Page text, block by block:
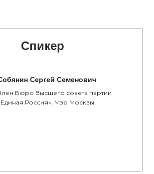
Спикер
Сергей Семенович
Бюро Высшего совета партии
Россия», Мэр Москвы